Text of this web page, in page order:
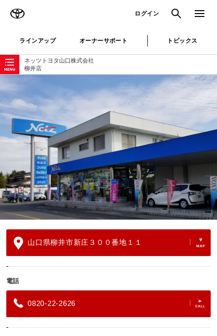
ログイン 検索 メニュ
ラインアップ オーナーサポート トピックス
ネッツトヨタ山口株式会社
柳井店
ローカルナビゲーション
山口県柳井市新庄３００番地１１
電話
0820-22-2626